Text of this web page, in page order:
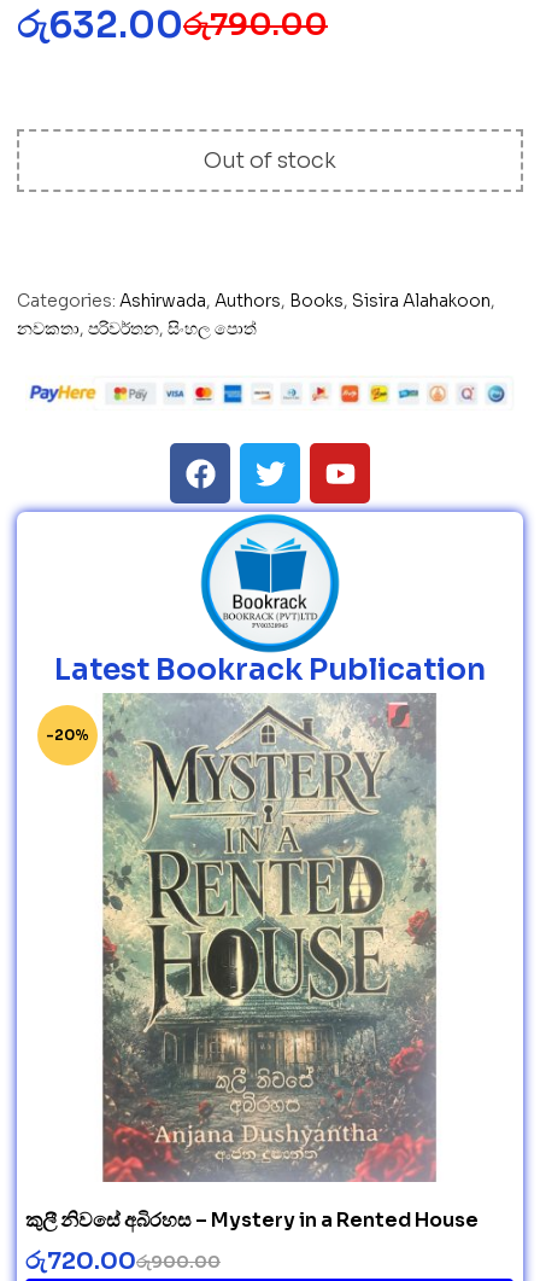
රු790.00
රු632.00
Out of stock
Categories: Ashirwada, Authors, Books, Sisira Alahakoon,
නවකතා, පරිවර්තන, සිංහල පොත්
Latest Bookrack Publication
-20%
කුලී නිවසේ අබිරහස – Mystery in a Rented House
රු900.00
රු720.00